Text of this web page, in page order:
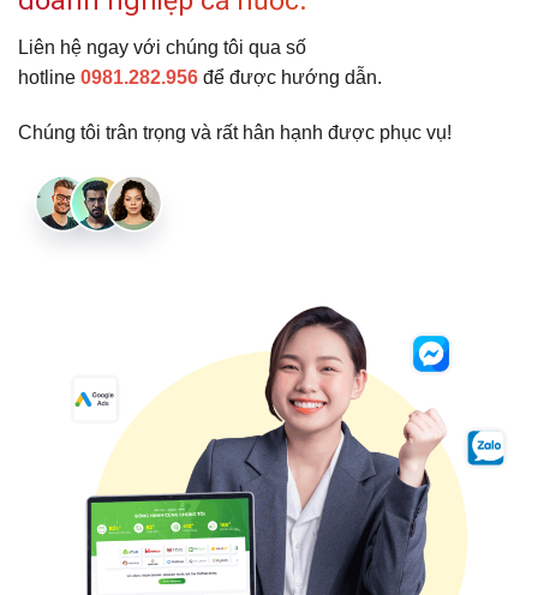
Liên hệ ngay với chúng tôi qua số
hotline 0981.282.956 để được hướng dẫn.
Chúng tôi trân trọng và rất hân hạnh được phục vụ!